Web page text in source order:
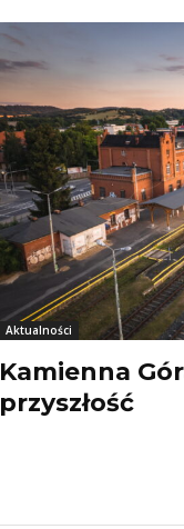
Aktualności
Kamienna
przyszłość